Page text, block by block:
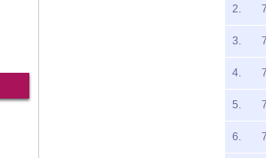
2.
3.
4.
5.
6.